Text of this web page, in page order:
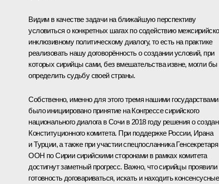
Видим в качестве задачи на ближайшую перспективу
условиться о конкретных шагах по содействию
инклюзивному политическому диалогу, то есть на практике
реализовать нашу договорённость о создании условий, при
которых сирийцы сами, без вмешательства извне, могли бы
определить судьбу своей страны.
Собственно, именно для этого тремя нашими государствами
было инициировано принятие на Конгрессе сирийского
национального диалога в Сочи в 2018 году решения о
Конституционного комитета. При поддержке России, Ирана
и Турции, а также при участии спецпосланника Генсекретаря
ООН по Сирии сирийскими сторонами в рамках комитета
достигнут заметный прогресс. Важно, что сирийцы проявили
готовность договариваться, искать и находить консенсусные